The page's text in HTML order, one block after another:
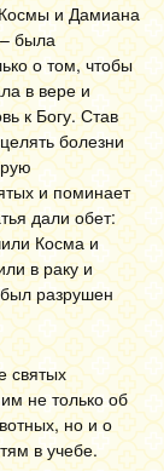
и Дамиана
была
о том, чтобы
в вере и
к Богу. Став
болезни
и поминает
дали обет:
Косма и
в раку и
разрушен
святых
не только об
но и о
в учебе.